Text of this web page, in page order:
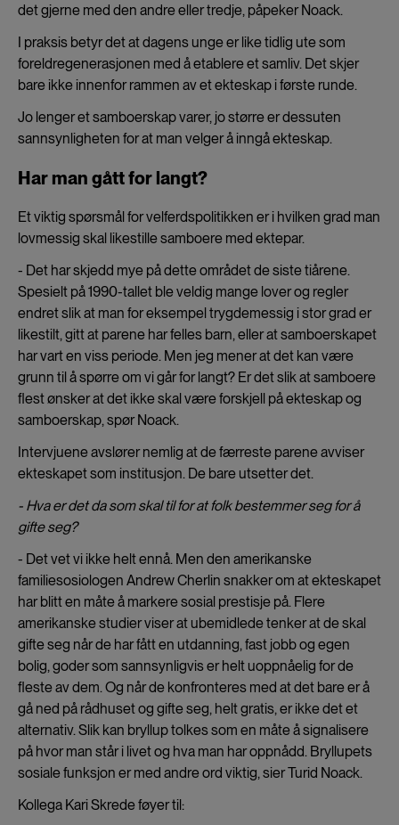
det gjerne med den andre eller tredje, påpeker Noack.
I praksis betyr det at dagens unge er like tidlig ute som
foreldregenerasjonen med å etablere et samliv. Det skjer
bare ikke innenfor rammen av et ekteskap i første runde.
Jo lenger et samboerskap varer, jo større er dessuten
sannsynligheten for at man velger å inngå ekteskap.
Har man gått for langt?
Et viktig spørsmål for velferdspolitikken er i hvilken grad man
lovmessig skal likestille samboere med ektepar.
- Det har skjedd mye på dette området de siste tiårene.
Spesielt på 1990-tallet ble veldig mange lover og regler
endret slik at man for eksempel trygdemessig i stor grad er
likestilt, gitt at parene har felles barn, eller at samboerskapet
har vart en viss periode. Men jeg mener at det kan være
grunn til å spørre om vi går for langt? Er det slik at samboere
flest ønsker at det ikke skal være forskjell på ekteskap og
samboerskap, spør Noack.
Intervjuene avslører nemlig at de færreste parene avviser
ekteskapet som institusjon. De bare utsetter det.
- Hva er det da som skal til for at folk bestemmer seg for å
gifte seg?
- Det vet vi ikke helt ennå. Men den amerikanske
familiesosiologen Andrew Cherlin snakker om at ekteskapet
har blitt en måte å markere sosial prestisje på. Flere
amerikanske studier viser at ubemidlede tenker at de skal
gifte seg når de har fått en utdanning, fast jobb og egen
bolig, goder som sannsynligvis er helt uoppnåelig for de
fleste av dem. Og når de konfronteres med at det bare er å
gå ned på rådhuset og gifte seg, helt gratis, er ikke det et
alternativ. Slik kan bryllup tolkes som en måte å signalisere
på hvor man står i livet og hva man har oppnådd. Bryllupets
sosiale funksjon er med andre ord viktig, sier Turid Noack.
Kollega Kari Skrede føyer til: